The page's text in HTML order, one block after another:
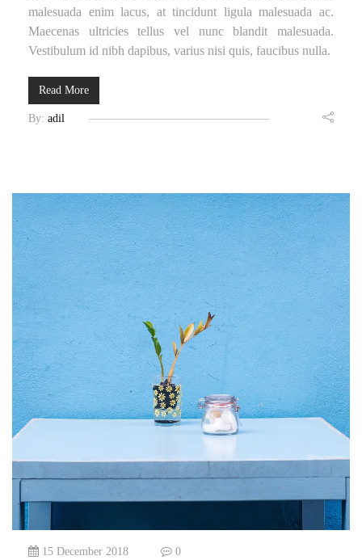
malesuada enim lacus, at tincidunt ligula malesuada ac.
Maecenas ultricies tellus vel nunc blandit malesuada.
Vestibulum id nibh dapibus, varius nisi quis, faucibus nulla.
Read More
By: adil
15 December 2018 0